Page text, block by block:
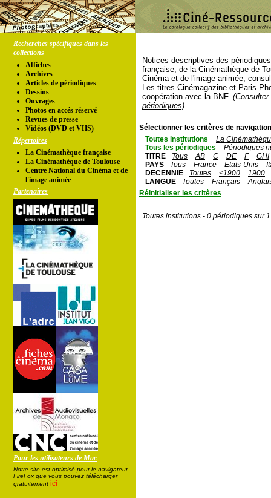
Recherches spécifiques dans les
collections
Affiches
Archives
Articles de périodiques
Dessins
Ouvrages
Photos en accés réservé
Revues de presse
Vidéos (DVD et VHS)
Répertoires
La Cinémathèque française
La Cinémathèque de Toulouse
Centre National du Cinéma et de
l'image animée
Partenaires
Pour les utilisateurs de Mac
Notre site est optimisé pour le navigateur
FireFox que vous pouvez télécharger
gratuitement ici
Notices descriptives des
française, de la Cinémathèque de
Cinéma et de l'image animée,
Les titres Cinémagazine et Paris-
coopération avec la BNF.
périodiques)
Sélectionner les critères de
Toutes institutions
La
Tous les périodiques
Périodiques
TITRE
Tous AB C DE F
GHI
PAYS
Tous France Etats-Unis
DECENNIE
Toutes <1900
1900
LANGUE
Toutes Français
Réinitialiser les critères
Toutes institutions - 0 périodiques sur